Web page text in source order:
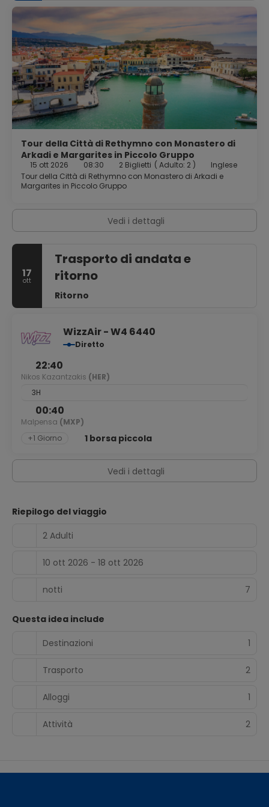
Tour della Città di Rethymno con Monastero di
Arkadi e Margarites in Piccolo Gruppo
15 ott 2026 08:30 2 Biglietti ( Adulto: 2 )
Inglese
Tour della Città di Rethymno con Monastero di Arkadi e
Margarites in Piccolo Gruppo
Vedi i dettagli
17
ott
Trasporto di andata e
ritorno
Ritorno
WizzAir - W4 6440
Diretto
22:40
Nikos Kazantzakis (HER)
3H
00:40
Malpensa (MXP)
+1 Giorno
1 borsa piccola
Vedi i dettagli
Riepilogo del viaggio
2 Adulti
10 ott 2026 - 18 ott 2026
notti 7
Questa idea include
Destinazioni
1
Trasporto 2
Alloggi 1
Attività 2